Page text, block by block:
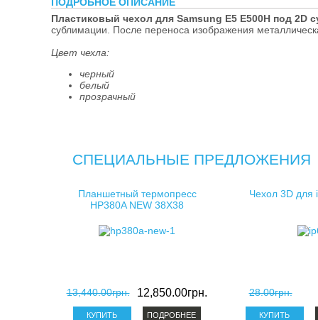
косметички
клатчи для
Пластиковый чехол для Samsung E5 E500H под 2D
сублимации. После переноса изображения
Цвет чехла:
черный
белый
прозрачный
СПЕЦИАЛЬНЫЕ ПРЕДЛОЖЕНИЯ
Планшетный термопресс
HP380A NEW 38X38
13,440.00грн. 12,850.00грн.
ПОДРОБНЕЕ
Чехол 3D для
28.00грн.